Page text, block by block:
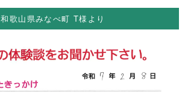
和歌山県みなべ町 T様より